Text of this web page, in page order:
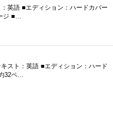
英語 ■エディション：ハードカバー
ジ ■…
スト：英語 ■エディション：ハード
32ペ…